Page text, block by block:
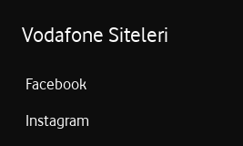
Vodafone Siteleri
Facebook
Instagram